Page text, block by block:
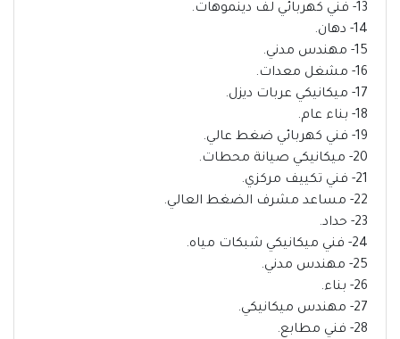
13- فني كهربائي لف دينموهات.
14- دهان.
15- مهندس مدني.
16- مشغل معدات.
17- ميكانيكي عربات ديزل.
18- بناء عام.
19- فني كهربائي ضغط عالي.
20- ميكانيكي صيانة محطات.
21- فني تكييف مركزي.
22- مساعد مشرف الضغط العالي.
23- حداد.
24- فني ميكانيكي شبكات مياه.
25- مهندس مدني.
26- بناء.
27- مهندس ميكانيكي.
28- فني مطابع.